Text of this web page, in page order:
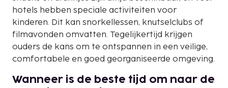
hotels hebben speciale activiteiten voor
kinderen. Dit kan snorkellessen, knutselclubs of
filmavonden omvatten. Tegelijkertijd krijgen
ouders de kans om te ontspannen in een veilige,
comfortabele en goed georganiseerde omgeving.
Wanneer is de beste tijd om naar de